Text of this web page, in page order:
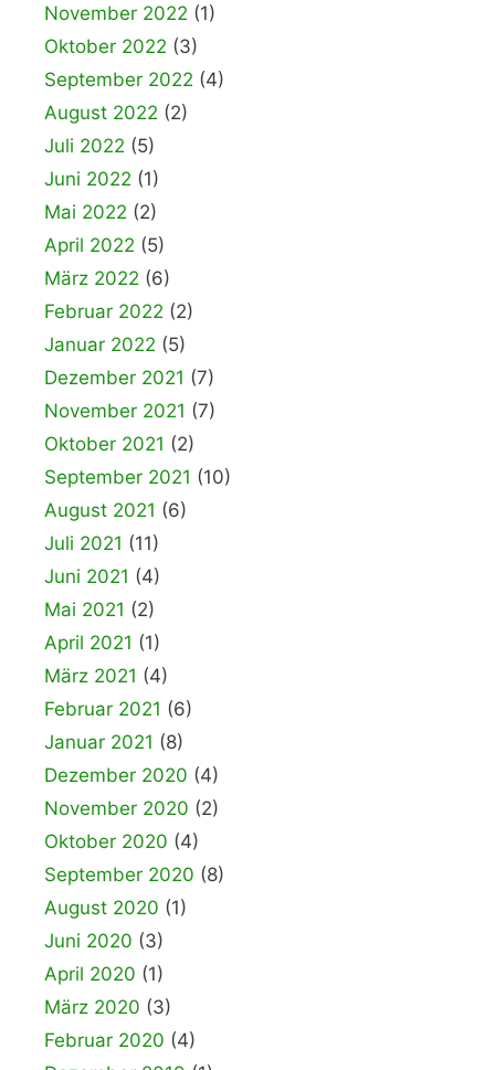
November 2022 (1)
Oktober 2022 (3)
September 2022 (4)
August 2022 (2)
Juli 2022 (5)
Juni 2022 (1)
Mai 2022 (2)
April 2022 (5)
März 2022 (6)
Februar 2022 (2)
Januar 2022 (5)
Dezember 2021 (7)
November 2021 (7)
Oktober 2021 (2)
September 2021 (10)
August 2021 (6)
Juli 2021 (11)
Juni 2021 (4)
Mai 2021 (2)
April 2021 (1)
März 2021 (4)
Februar 2021 (6)
Januar 2021 (8)
Dezember 2020 (4)
November 2020 (2)
Oktober 2020 (4)
September 2020 (8)
August 2020 (1)
Juni 2020 (3)
April 2020 (1)
März 2020 (3)
Februar 2020 (4)